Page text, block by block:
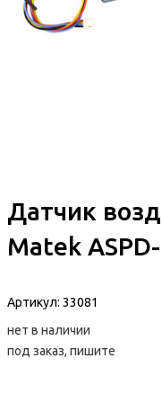
Датчик
Matek
Артикул: 33081
нет в наличии
под заказ, пишите